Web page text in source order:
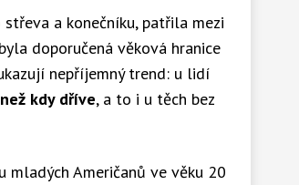
a konečníku, patřila mezi
doporučená věková hranice
nepříjemný trend: u lidí
kdy dříve, a to i u těch bez
Američanů ve věku 20